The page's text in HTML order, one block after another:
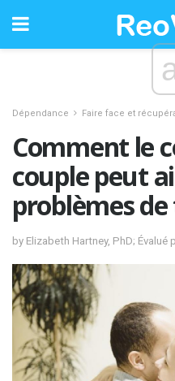
Dépendance Faire face et
Comment le
couple peut
problèmes
by Elizabeth Hartney, PhD; Évalué